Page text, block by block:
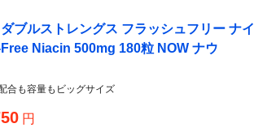
ブルストレングス フラッシュフリー ナイ
Niacin 500mg 180粒 NOW ナウ
合も容量もビッグサイズ
円